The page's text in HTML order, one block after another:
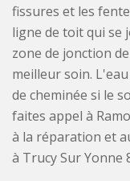
fissures et les
ligne de toit qui se
zone de jonction
meilleur soin.
de cheminée si le
faites appel à
à la réparation et
à Trucy Sur Yonne